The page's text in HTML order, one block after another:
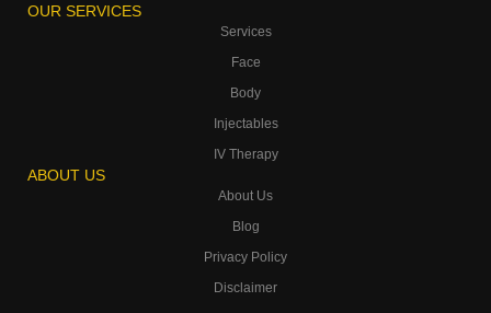
OUR SERVICES
Services
Face
Body
Injectables
IV Therapy
ABOUT US
About Us
Blog
Privacy Policy
Disclaimer